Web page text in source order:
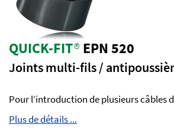
QUICK-FIT®EPN 520
Joints multi-fils /
Pour l‘introduction de plusieurs câbles
Plus de détails ...